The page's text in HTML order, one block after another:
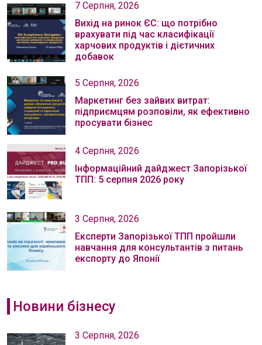
7 Серпня, 2026
Вихід на ринок ЄС: що потрібно
врахувати під час класифікації
харчових продуктів і дієтичних
добавок
5 Серпня, 2026
Маркетинг без зайвих витрат:
підприємцям розповіли, як ефективно
просувати бізнес
4 Серпня, 2026
Інформаційний дайджест Запорізької
ТПП: 5 серпня 2026 року
3 Серпня, 2026
Експерти Запорізької ТПП пройшли
навчання для консультантів з питань
експорту до Японії
Новини бізнесу
3 Серпня, 2026